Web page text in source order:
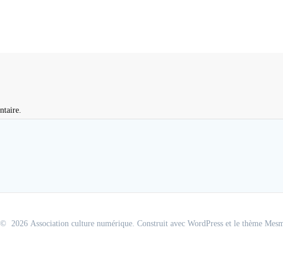
© 2026 Association culture numérique. Construit avec WordPress et le thème